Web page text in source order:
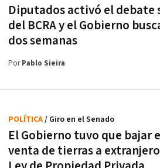
Diputados activó el debate
del BCRA y el Gobierno
dos semanas
PorPablo Sieira
El Gobierno tuvo que bajar
venta de tierras a
POLÍTICA/ Giro en el Senado